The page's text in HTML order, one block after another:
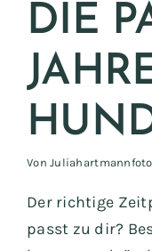
DIE
Von
Der richtige
passt zu dir?